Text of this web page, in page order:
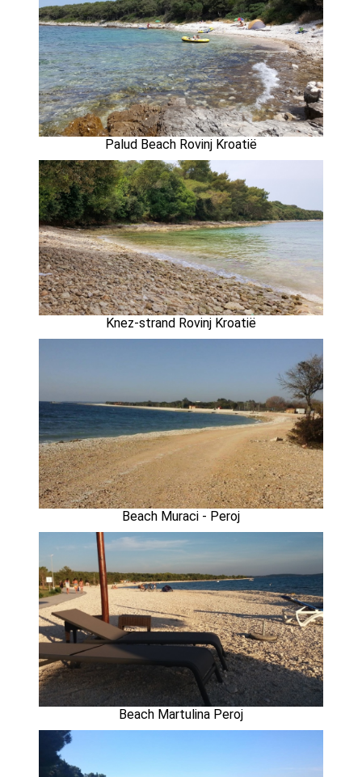
Palud Beach Rovinj Kroatië
Knez-strand Rovinj Kroatië
Beach Muraci - Peroj
Beach Martulina Peroj